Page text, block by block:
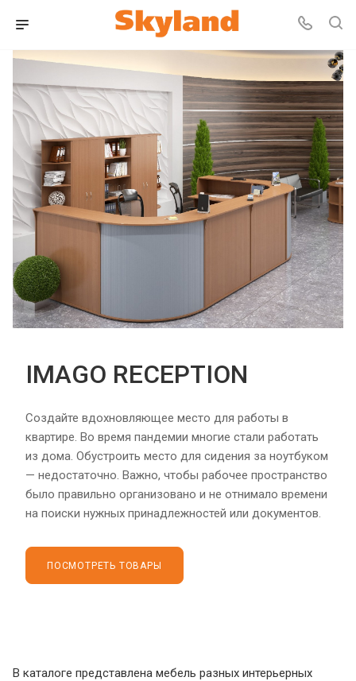
IMAGO RECEPTION
Создайте вдохновляющее место для работы в
квартире. Во время пандемии многие стали работать
из дома. Обустроить место для сидения за ноутбуком
— недостаточно. Важно, чтобы рабочее пространство
было правильно организовано и не отнимало времени
на поиски нужных принадлежностей или документов.
ПОСМОТРЕТЬ ТОВАРЫ
В каталоге представлена мебель разных интерьерных